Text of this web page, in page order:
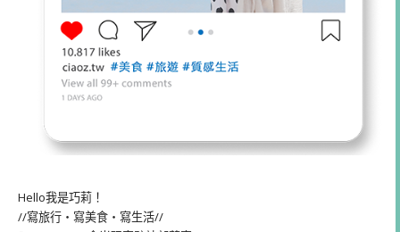
Hello我是巧莉！
//寫旅行・寫美食・寫生活//